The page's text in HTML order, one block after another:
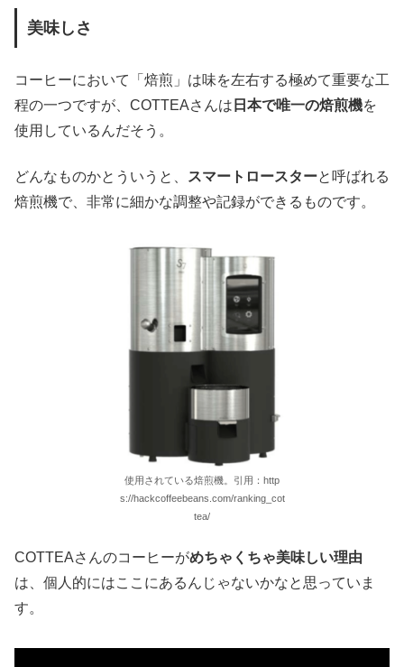
美味しさ
コーヒーにおいて「焙煎」は味を左右する極めて重要な工
程の一つですが、COTTEAさんは 日本で唯一の焙煎機を
使用しているんだそう。
どんなものかとういうと、 スマートロースターと呼ばれる
焙煎機で、非常に細かな調整や記録ができるものです。
使用されている焙煎機。引用：http
s://hackcoffeebeans.com/ranking_cot
tea/
COTTEAさんのコーヒーがめちゃくちゃ美味しい理由
は、個人的にはここにあるんじゃないかなと思っていま
す。